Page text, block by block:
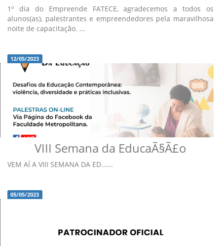
1º dia do Empreende FATECE, agradecemos a todos os
alunos(as), palestrantes e empreendedores pela maravilhosa
noite de capacitação. ...
12/05/2023
VIII Semana da EducaÃ§Ã£o
VEM AÍ A VIII SEMANA DA ED......
05/05/2023